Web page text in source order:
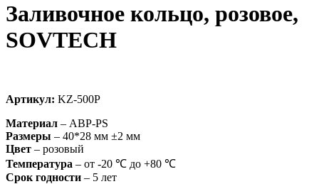
Заливочное кольцо, розовое,
SOVTECH
Артикул: KZ-500P
Материал – ABP-PS
Размеры – 40*28 мм ±2 мм
Цвет – розовый
Температура – от -20 ℃ до +80 ℃
Срок годности – 5 лет